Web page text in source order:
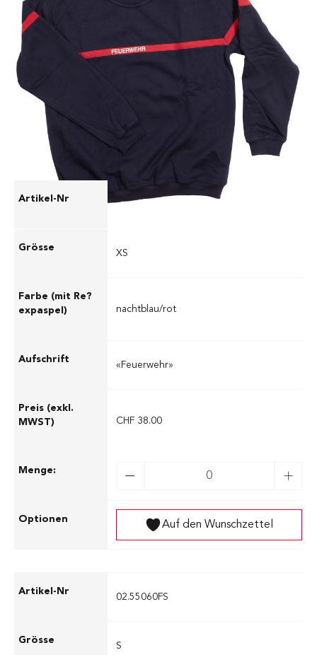
Sweat-­Shirt F1
Ausführungen
02.55060FXS
XS
nachtblau/rot
«Feuerwehr»
CHF 38.00
Auf den Wunschzettel
02.55060FS
S